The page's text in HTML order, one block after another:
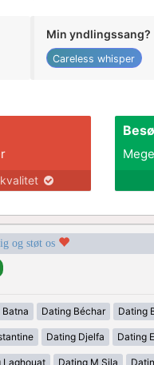
Min yndlingssang?
Careless whisper
og støt os
Batna Dating Béchar Dating
Dating Djelfa Dating
Laghouat Dating M Sila